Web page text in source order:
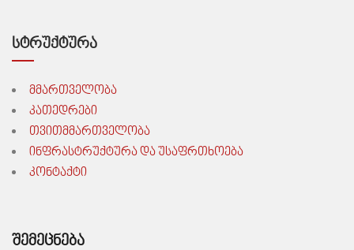
სტრუქტურა
მმართველობა
კათედრები
თვითმმართველობა
ინფრასტრუქტურა და უსაფრთხოება
კონტაქტი
შემეცნება